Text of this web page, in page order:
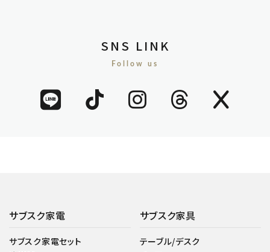
SNS LINK
Follow us
サブスク家電
サブスク家電セット
サブスク家具
テーブル/デスク